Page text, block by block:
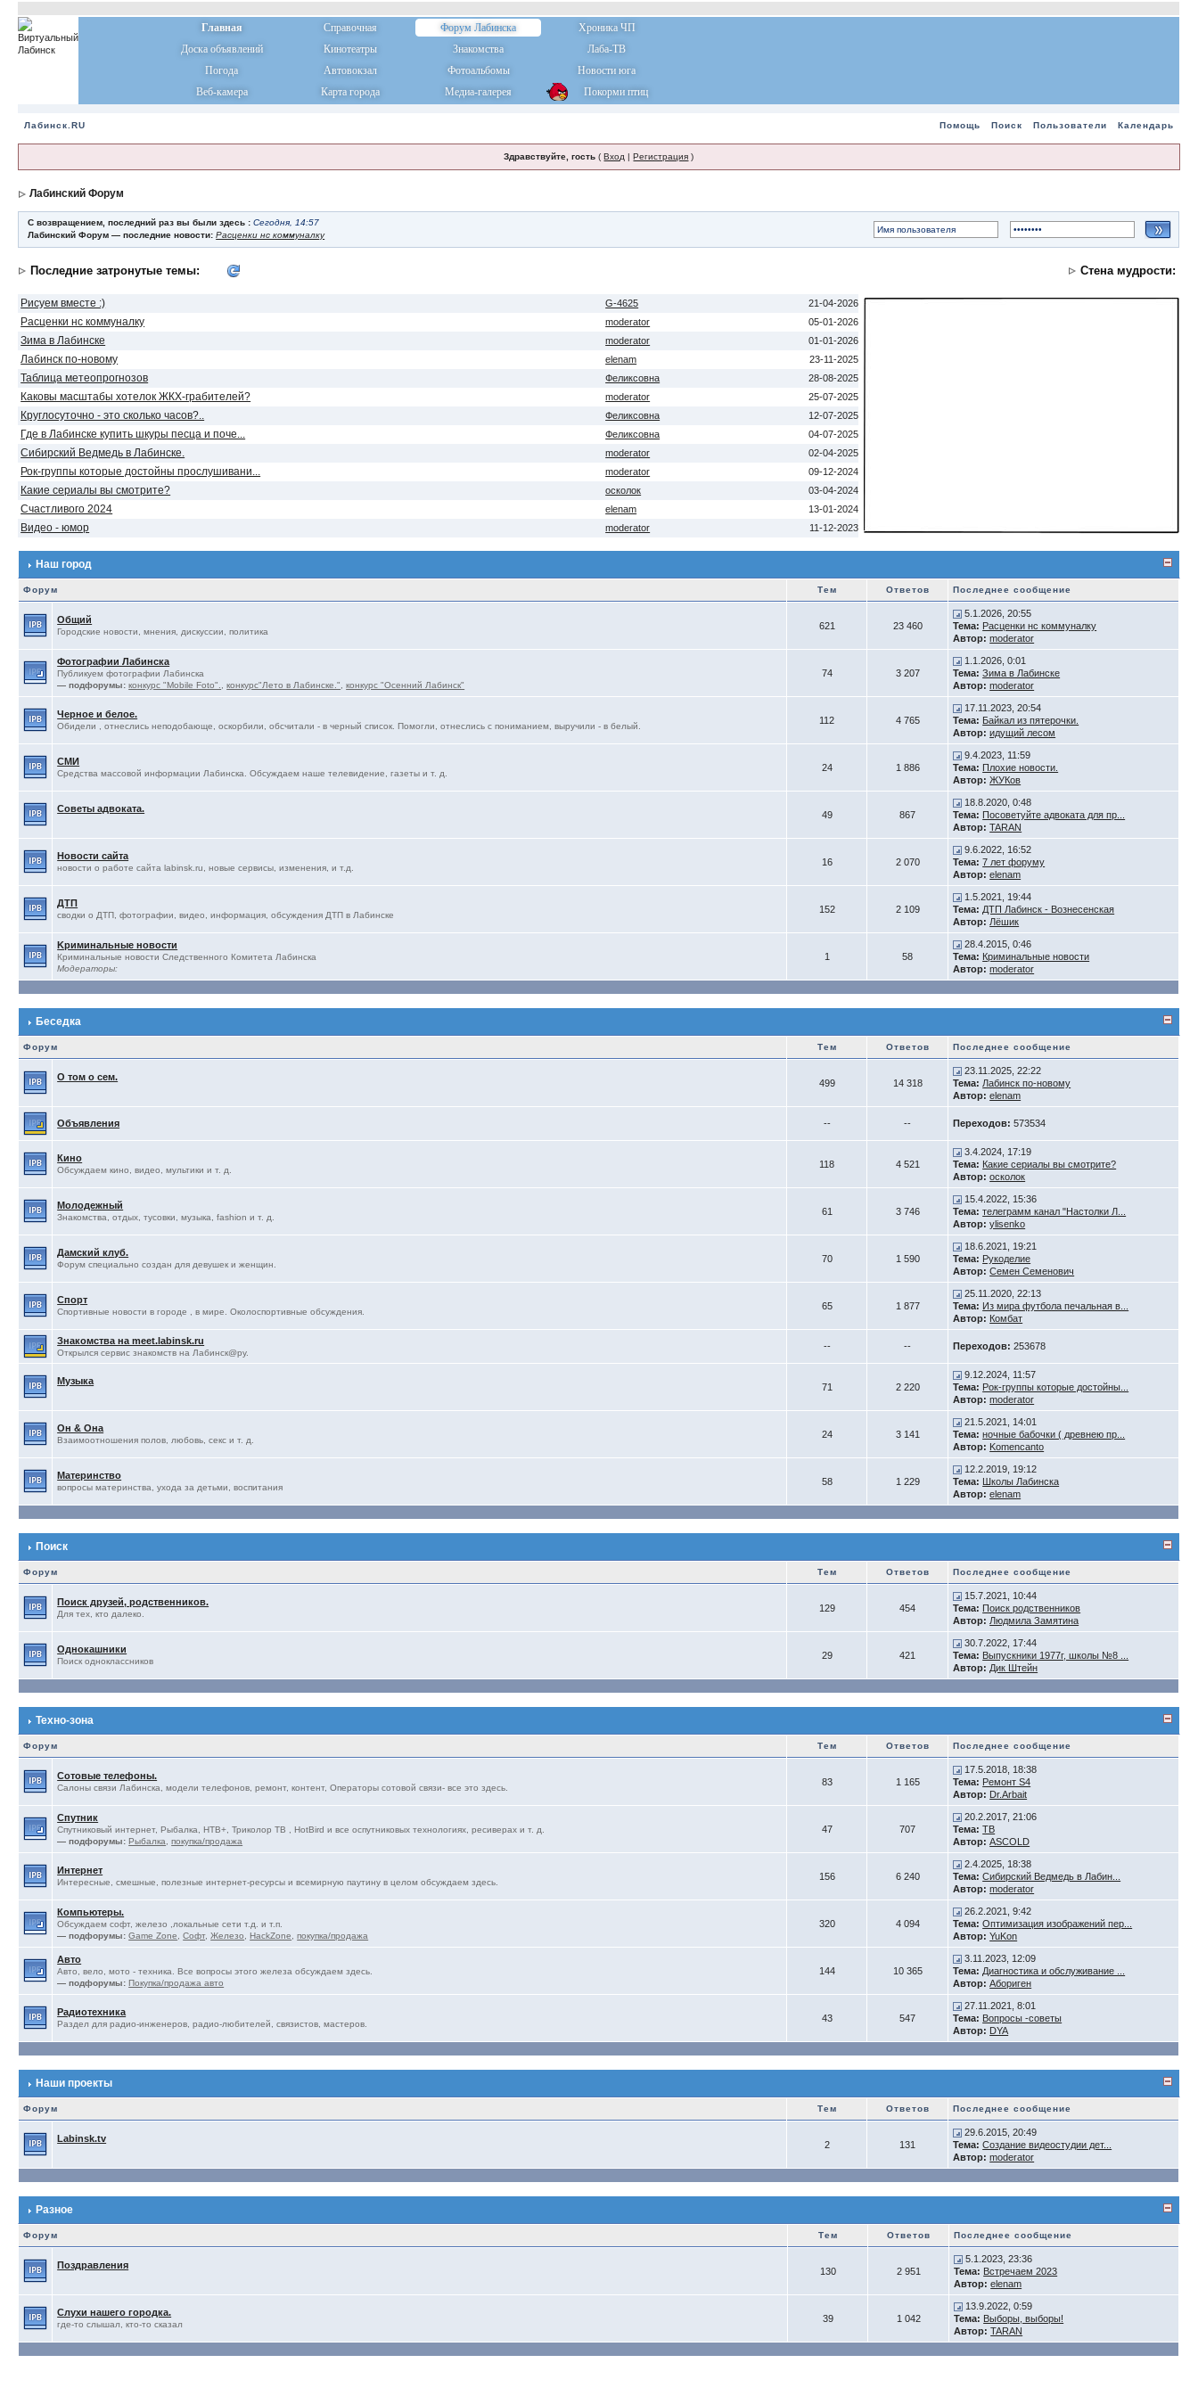
Главная Справочная Форум Лабинска
Хроника ЧП
Доска объявлений
Кинотеатры Знакомства
Лаба-ТВ
Погода
Автовокзал Фотоальбомы
Новости юга
Веб-камера
Карта города Медиа-галерея Покорми птиц
Лабинск.RU Помощь Поиск Пользователи Календарь
Здравствуйте, гость (Вход |Регистрация )
Лабинский Форум
С возвращением, последний раз вы были здесь :Сегодня, 14:57
Лабинский Форум — последние новости:Расценки нс коммуналку
Последние затронутые темы: Стена мудрости:
Рисуем вместе :) G-4625 21-04-2026
Расценки нс коммуналку moderator 05-01-2026
Зима в Лабинске moderator 01-01-2026
Лабинск по-новому elenam 23-11-2025
Таблица метеопрогнозов Феликсовна 28-08-2025
Каковы масштабы хотелок ЖКХ-грабителей? moderator 25-07-2025
Круглосуточно - это сколько часов?.. Феликсовна 12-07-2025
Где в Лабинске купить шкуры песца и поче... Феликсовна 04-07-2025
Сибирский Ведмедь в Лабинске. moderator 02-04-2025
Рок-группы которые достойны прослушивани... moderator 09-12-2024
Какие сериалы вы смотрите? осколок 03-04-2024
Счастливого 2024 elenam 13-01-2024
Видео - юмор moderator 11-12-2023
Наш город
Форум Тем Ответов Последнее сообщение
Общий
Городские новости, мнения, дискуссии, политика
621 23 460
5.1.2026, 20:55
Тема: Расценки нс коммуналку
Автор: moderator
Фотографии Лабинска
Публикуем фотографии Лабинска
— подфорумы: конкурс "Mobile Foto". ,конкурс"Лето в Лабинске." ,конкурс "Осенний Лабинск"
74 3 207
1.1.2026, 0:01
Тема: Зима в Лабинске
Автор: moderator
Черное и белое.
Обидели , отнеслись неподобающе, оскорбили, обсчитали - в черный список. Помогли, отнеслись с пониманием, выручили - в белый.
112 4 765
17.11.2023, 20:54
Тема: Байкал из пятерочки.
Автор: идущий лесом
СМИ
Средства массовой информации Лабинска. Обсуждаем наше телевидение, газеты и т. д.
24 1 886
9.4.2023, 11:59
Тема: Плохие новости.
Автор: ЖУКов
Советы адвоката.
49 867
18.8.2020, 0:48
Тема: Посоветуйте адвоката для пр...
Автор: TARAN
Новости сайта
новости о работе сайта labinsk.ru, новые сервисы, изменения, и т.д.
16 2 070
9.6.2022, 16:52
Тема: 7 лет форуму
Автор: elenam
ДТП
сводки о ДТП, фотографии, видео, информация, обсуждения ДТП в Лабинске
152 2 109
1.5.2021, 19:44
Тема: ДТП Лабинск - Вознесенская
Автор: Лёшик
Kриминальные новости
Криминальные новости Следственного Комитета Лабинска
Модераторы:
1 58
28.4.2015, 0:46
Тема: Криминальные новости
Автор: moderator
Беседка
Форум Тем Ответов Последнее сообщение
О том о сем.
499 14 318
23.11.2025, 22:22
Тема: Лабинск по-новому
Автор: elenam
Объявления -- -- Переходов: 573534
Кино
Обсуждаем кино, видео, мультики и т. д.
118 4 521
3.4.2024, 17:19
Тема: Какие сериалы вы смотрите?
Автор: осколок
Молодежный
Знакомства, отдых, тусовки, музыка, fashion и т. д.
61 3 746
15.4.2022, 15:36
Тема: телеграмм канал "Настолки Л...
Автор: ylisenko
Дамский клуб.
Форум специально создан для девушек и женщин.
70 1 590
18.6.2021, 19:21
Тема: Рукоделие
Автор: Семен Семенович
Спорт
Спортивные новости в городе , в мире. Околоспортивные обсуждения.
65 1 877
25.11.2020, 22:13
Тема: Из мира футбола печальная в...
Автор: Комбат
Знакомства на meet.labinsk.ru
Открылся сервис знакомств на Лабинск@ру.
-- -- Переходов: 253678
Музыка
71 2 220
9.12.2024, 11:57
Тема: Рок-группы которые достойны...
Автор: moderator
Он & Она
Взаимоотношения полов, любовь, секс и т. д.
24 3 141
21.5.2021, 14:01
Тема: ночные бабочки ( древнею пр...
Автор: Komencanto
Материнство
вопросы материнства, ухода за детьми, воспитания
58 1 229
12.2.2019, 19:12
Тема: Школы Лабинска
Автор: elenam
Поиск
Форум Тем Ответов Последнее сообщение
Поиск друзей, родственников.
Для тех, кто далеко.
129 454
15.7.2021, 10:44
Тема: Поиск родственников
Автор: Людмила Замятина
Однокашники
Поиск одноклассников
29 421
30.7.2022, 17:44
Тема: Выпускники 1977г, школы №8 ...
Автор: Дик Штейн
Техно-зона
Форум Тем Ответов Последнее сообщение
Сотовые телефоны.
Салоны связи Лабинска, модели телефонов, ремонт, контент, Операторы сотовой связи- все это здесь.
83 1 165
17.5.2018, 18:38
Тема: Ремонт S4
Автор: Dr.Arbait
Спутник
Спутниковый интернет, Рыбалка, НТВ+, Триколор ТВ , HotBird и все оспутниковых технологиях, ресиверах и т. д.
— подфорумы: Рыбалка ,покупка/продажа
47 707
20.2.2017, 21:06
Тема: ТВ
Автор: ASCOLD
Интернет
Интересные, смешные, полезные интернет-ресурсы и всемирную паутину в целом обсуждаем здесь.
156 6 240
2.4.2025, 18:38
Тема: Сибирский Ведмедь в Лабин...
Автор: moderator
Компьютеры.
Обсуждаем софт, железо ,локальные сети т.д. и т.п.
— подфорумы: Game Zone ,Софт,Железо ,HackZone ,покупка/продажа
320 4 094
26.2.2021, 9:42
Тема: Оптимизация изображений пер...
Автор: YuKon
Авто
Авто, вело, мото - техника. Все вопросы этого железа обсуждаем здесь.
— подфорумы: Покупка/продажа авто
144 10 365
3.11.2023, 12:09
Тема: Диагностика и обслуживание ...
Автор: Абориген
Радиотехника
Раздел для радио-инженеров, радио-любителей, связистов, мастеров.
43 547
27.11.2021, 8:01
Тема: Вопросы -советы
Автор: DYA
Наши проекты
Форум Тем Ответов Последнее сообщение
Labinsk.tv
2 131
29.6.2015, 20:49
Тема: Создание видеостудии дет...
Автор: moderator
Разное
Форум Тем Ответов Последнее сообщение
Поздравления
130 2 951
5.1.2023, 23:36
Тема: Встречаем 2023
Автор: elenam
Слухи нашего городка.
где-то слышал, кто-то сказал
39 1 042
13.9.2022, 0:59
Тема: Выборы, выборы!
Автор: TARAN